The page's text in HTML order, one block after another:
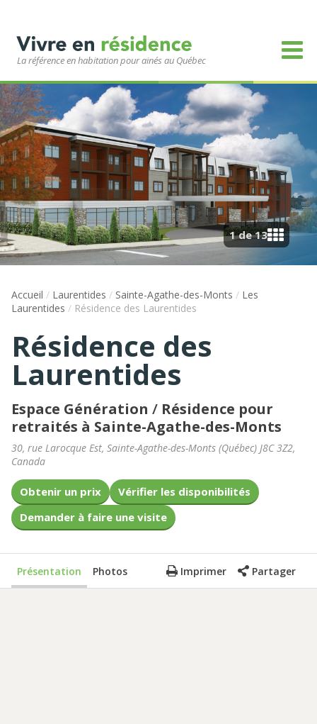
La référence en habitation pour ainés au Québec
1 de 13
Accueil / Laurentides / Sainte-Agathe-des-Monts / Les
Laurentides / Résidence des Laurentides
Résidence des
Laurentides
Espace Génération / Résidence pour
retraités à Sainte-Agathe-des-Monts
30, rue Larocque Est, Sainte-Agathe-des-Monts (Québec) J8C 3Z2,
Canada
Obtenir un prix
Vérifier les disponibilités
Demander à faire une visite
Présentation Photos Imprimer Partager